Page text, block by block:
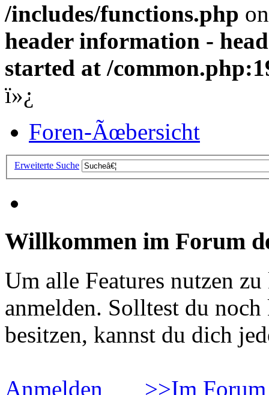
/includes/functions.php
header information -
started at /
ï»¿
Foren-Ãœbersicht
Erweiterte Suche
Willkommen im Forum
Um alle Features nutzen
anmelden. Solltest du
besitzen, kannst du dich
Anmelden >>Im